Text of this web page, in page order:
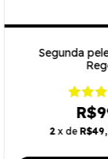
Segunda
2 x de